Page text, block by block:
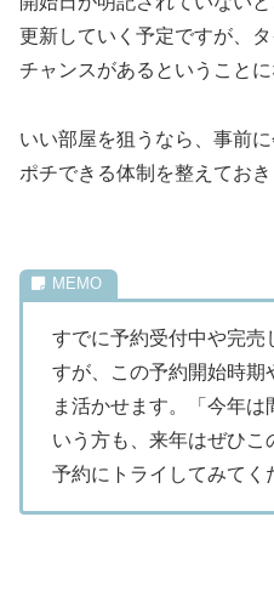
更新していく予定ですが、
チャンスがあるということに
いい部屋を狙うなら、事前
ポチできる体制を整えておき
すでに予約受付中や完売
すが、この予約開始時期
ま活かせます。「今年
いう方も、来年はぜひ
予約にトライしてみてく